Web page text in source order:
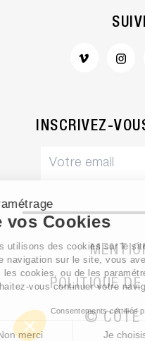
INSCRIVEZ-
POLITIQUE
© CÔTÉ
Paramétrage
de vos Cookies
Nous utilisons des cookies
votre navigation sur le site,
tous les cookies, ou de les
Souhaitez-vous continuer
Consentements
Non merci